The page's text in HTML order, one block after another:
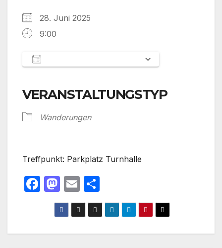
28. Juni 2025
9:00
VERANSTALTUNGSTYP
Wanderungen
Treffpunkt: Parkplatz Turnhalle
F
e
M
a
st
o
E
m
ail
ei
le
n